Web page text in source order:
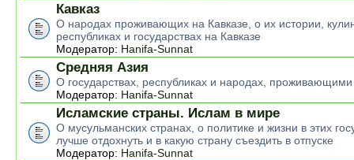
Кавказ
О народах проживающих на Кавказе, о их истории,
республиках и государствах на Кавказе
Модератор: Hanifa-Sunnat
Средняя Азия
О государствах, республиках и народах,
Модератор: Hanifa-Sunnat
Исламские страны. Ислам в мире
О мусульманских странах, о политике и жизни в этих
лучше отдохнуть и в какую страну съездить в отпуске
Модератор: Hanifa-Sunnat